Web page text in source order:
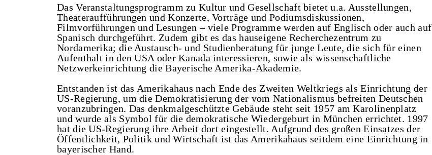
Das Veranstaltungsprogramm zu Kultur und Gesellschaft bietet u.a. Ausstellungen,
Theateraufführungen und Konzerte, Vorträge und Podiumsdiskussionen,
Filmvorführungen und Lesungen – viele Programme werden auf Englisch oder auch auf
Spanisch durchgeführt. Zudem gibt es das hauseigene Recherchezentrum zu
Nordamerika; die Austausch- und Studienberatung für junge Leute, die sich für einen
Aufenthalt in den USA oder Kanada interessieren, sowie als wissenschaftliche
Netzwerkeinrichtung die Bayerische Amerika-Akademie.
Entstanden ist das Amerikahaus nach Ende des Zweiten Weltkriegs als Einrichtung der
US-Regierung, um die Demokratisierung der vom Nationalismus befreiten Deutschen
voranzubringen. Das denkmalgeschützte Gebäude steht seit 1957 am Karolinenplatz
und wurde als Symbol für die demokratische Wiedergeburt in München errichtet. 1997
hat die US-Regierung ihre Arbeit dort eingestellt. Aufgrund des großen Einsatzes der
Öffentlichkeit, Politik und Wirtschaft ist das Amerikahaus seitdem eine Einrichtung in
bayerischer Hand.